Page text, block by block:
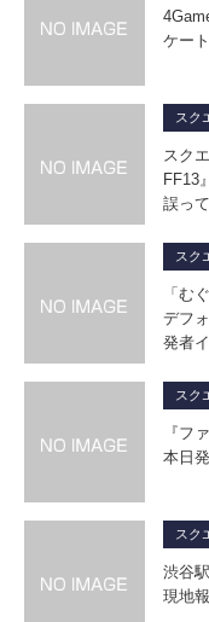
ケー
スク
スク
FF13
誤っ
スク
「む
デフ
発者
スク
『フ
本日
スク
渋谷
現地